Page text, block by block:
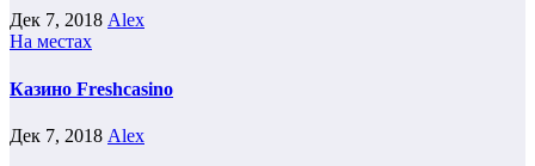
Дек 7, 2018 Alex
На местах
Казино Freshcasino
Дек 7, 2018 Alex